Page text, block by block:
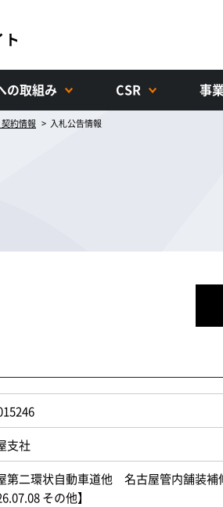
の取組み CSR 事
約情報 > 入札公告情報
支社
第二環状自動車道他 名古屋管内舗装補
その他】